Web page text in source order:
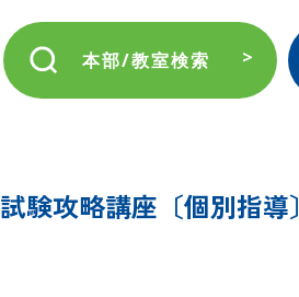
本部/教室検索
験攻略講座〔個別指導〕